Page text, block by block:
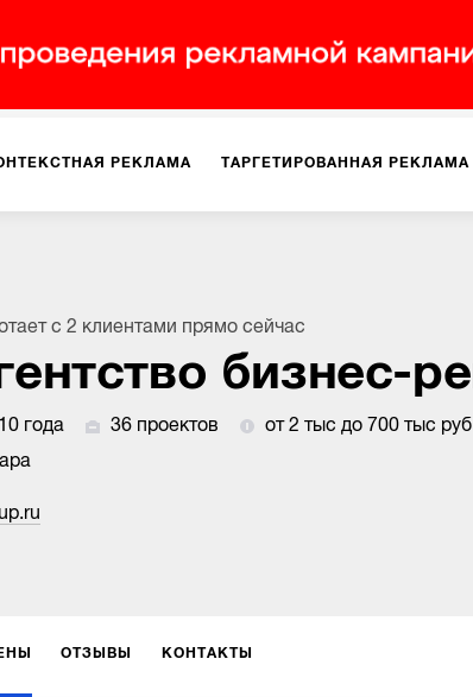
РЕКЛАМА ТАРГЕТИРОВАННАЯ РЕКЛАМА
РАБОТА С МАРКЕТПЛЕЙСАМИ
с2 клиентами прямо сейчас
года 36 проектов
от 2 тыс до 700 тыс руб
ОТЗЫВЫ КОНТАКТЫ